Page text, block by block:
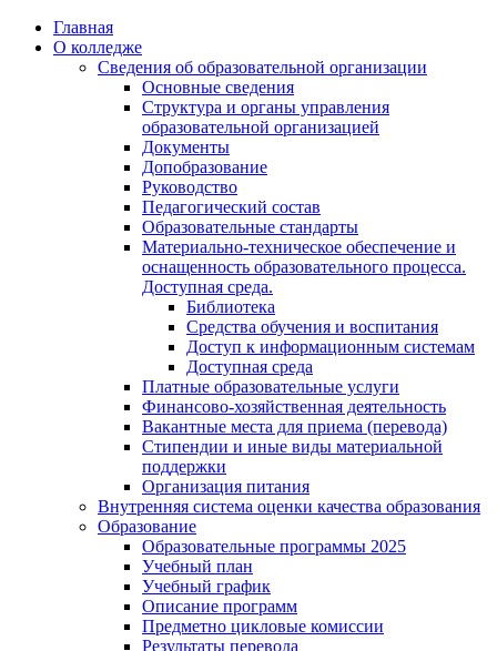
Перейти
содержимому
Главная
О колледже
Сведения об образовательной организации
Основные сведения
Структура и органы управления
образовательной организацией
Документы
Допобразование
Руководство
Педагогический состав
Образовательные стандарты
Материально-техническое обеспечение и
оснащенность образовательного процесса.
Доступная среда.
Библиотека
Средства обучения и воспитания
Доступ к информационным системам
Доступная среда
Платные образовательные услуги
Финансово-хозяйственная деятельность
Вакантные места для приема (перевода)
Стипендии и иные виды материальной
поддержки
Организация питания
Внутренняя система оценки качества образования
Образование
Образовательные программы 2025
Учебный план
Учебный график
Описание программ
Предметно цикловые комиссии
Результаты перевода